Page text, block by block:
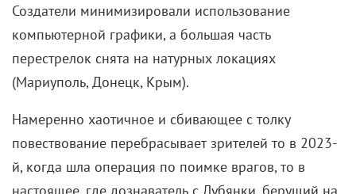
Создатели минимизировали использование
компьютерной графики, а большая часть
перестрелок снята на натурных локациях
(Мариуполь, Донецк, Крым).
Намеренно хаотичное и сбивающее с толку
повествование перебрасывает зрителей то в 2023-
й, когда шла операция по поимке врагов, то в
настоящее, где дознаватель с Лубянки, берущий на